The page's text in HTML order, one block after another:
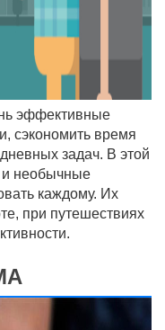
эффективные
сэкономить время
задач. В этой
и необычные
каждому. Их
при путешествиях